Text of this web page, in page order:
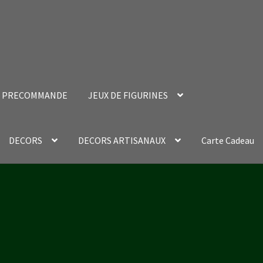
PRECOMMANDE JEUX DE FIGURINES
DECORS DECORS ARTISANAUX Carte Cadeau
Success Page